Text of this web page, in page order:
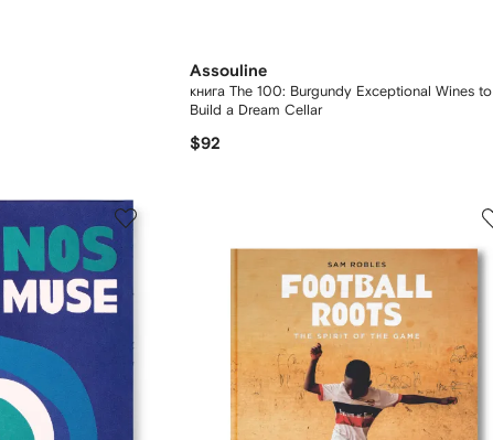
Assouline
книга The 100: Burgundy Exceptional Wines to
Build a Dream Cellar
$92